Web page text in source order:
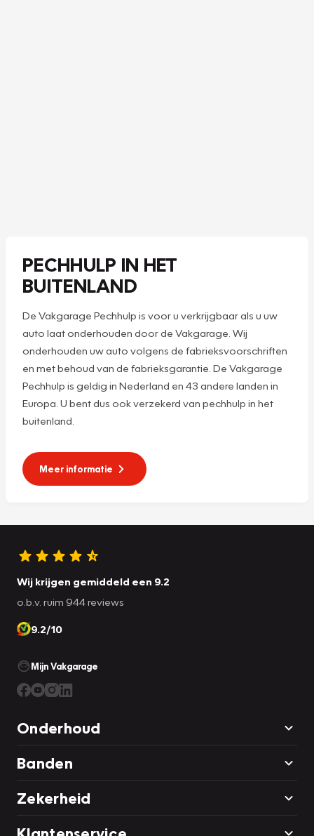
PECHHULP IN HET
BUITENLAND
De Vakgarage Pechhulp is voor u verkrijgbaar als u uw
auto laat onderhouden door de Vakgarage. Wij
onderhouden uw auto volgens de fabrieksvoorschriften
en met behoud van de fabrieksgarantie. De Vakgarage
Pechhulp is geldig in Nederland en 43 andere landen in
Europa. U bent dus ook verzekerd van pechhulp in het
buitenland.
Meer informatie
Wij krijgen gemiddeld een 9.2
o.b.v. ruim 944 reviews
9.2/10
Mijn Vakgarage
Onderhoud
Banden
Zekerheid